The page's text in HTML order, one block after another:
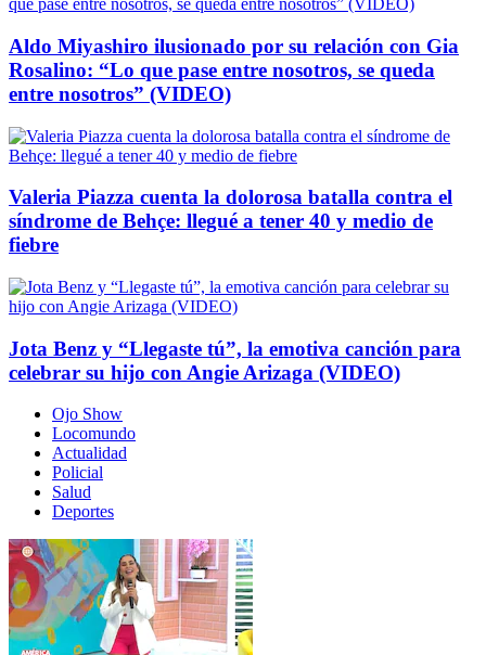
Aldo Miyashiro ilusionado por su relación con Gia
Rosalino: “Lo que pase entre nosotros, se queda
entre nosotros” (VIDEO)
Valeria Piazza cuenta la dolorosa batalla contra el
síndrome de Behçe: llegué a tener 40 y medio de
fiebre
Jota Benz y “Llegaste tú”, la emotiva canción para
celebrar su hijo con Angie Arizaga (VIDEO)
Ojo Show
Locomundo
Actualidad
Policial
Salud
Deportes